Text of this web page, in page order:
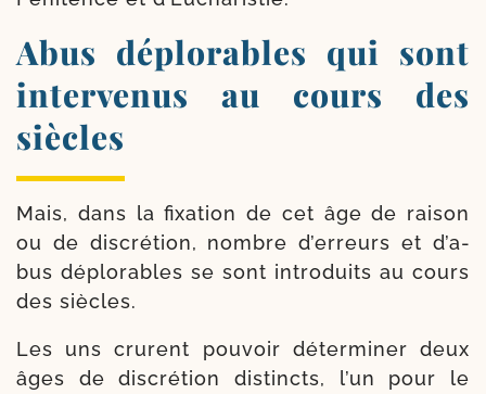
Abus déplorables qui sont
intervenus au cours des
siècles
Mais, dans la fixa­tion de cet âge de rai­son
ou de dis­cré­tion, nombre d’er­reurs et d’a­
bus déplo­rables se sont intro­duits au cours
des siècles.
Les uns crurent pou­voir déter­mi­ner deux
âges de dis­cré­tion dis­tincts, l’un pour le